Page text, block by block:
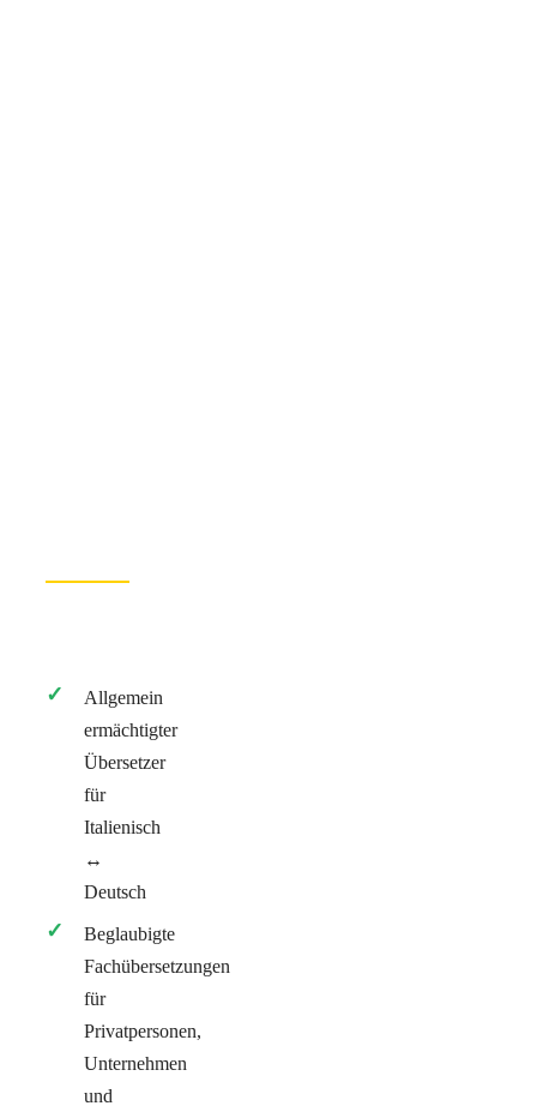
Allgemein
ermächtigter
Übersetzer
für
Italienisch
↔
Deutsch
Beglaubigte
Fachübersetzungen
für
Privatpersonen,
Unternehmen
und